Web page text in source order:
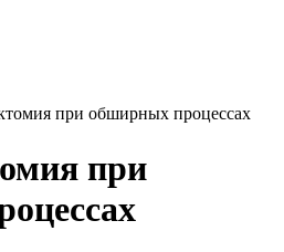
при обширных процессах
при